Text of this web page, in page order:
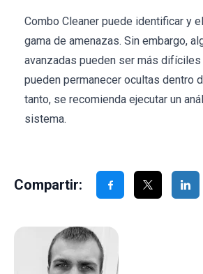
Combo Cleaner puede identificar y
gama de amenazas. Sin embargo,
avanzadas pueden ser más
pueden permanecer ocultas dentro
tanto, se recomienda ejecutar un
sistema.
Compartir: